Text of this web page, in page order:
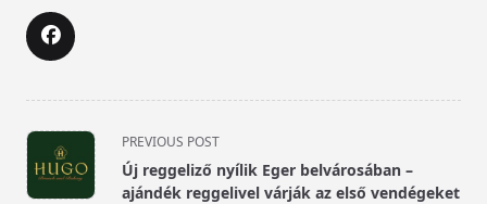
<span
class="nav-
subtitle
PREVIOUS POST
Új reggeliző nyílik Eger belvárosában –
ajándék reggelivel várják az első vendégeket